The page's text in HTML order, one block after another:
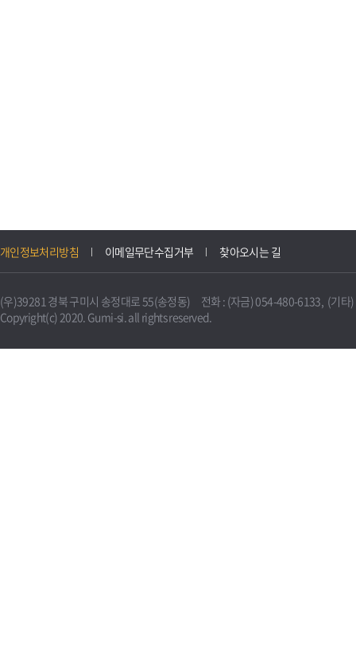
개인정보처리방침 이메일무단수집거부 찾아오시는 길
(우)39281 경북 구미시 송정대로 55(송정동) 전화 : (자금) 054-480-6133, (기타
Copyright(c) 2020. Gumi-si. all rights reserved.